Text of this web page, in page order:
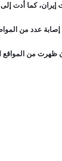
إيران، كما أدت
عدد من
ظهرت من